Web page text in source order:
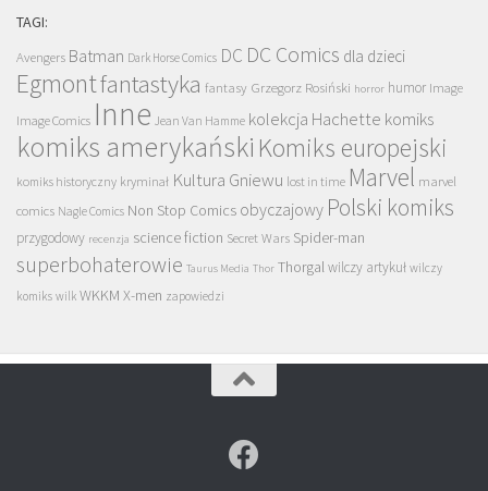
TAGI:
Avengers Batman Dark Horse Comics DC DC Comics dla dzieci
Egmontfantastyka fantasy Grzegorz Rosiński horror humor Image
Image Comics Inne Jean Van Hamme kolekcja Hachette komiks
komiks amerykański Komiks europejski
komiks historyczny kryminał Kultura Gniewu lost in time Marvel marvel
comics Nagle Comics Non Stop Comics obyczajowy Polski komiks
przygodowy recenzja science fiction Secret Wars Spider-man
superbohaterowie Taurus Media Thor Thorgal wilczy artykuł wilczy
komiks wilk WKKM X-men zapowiedzi